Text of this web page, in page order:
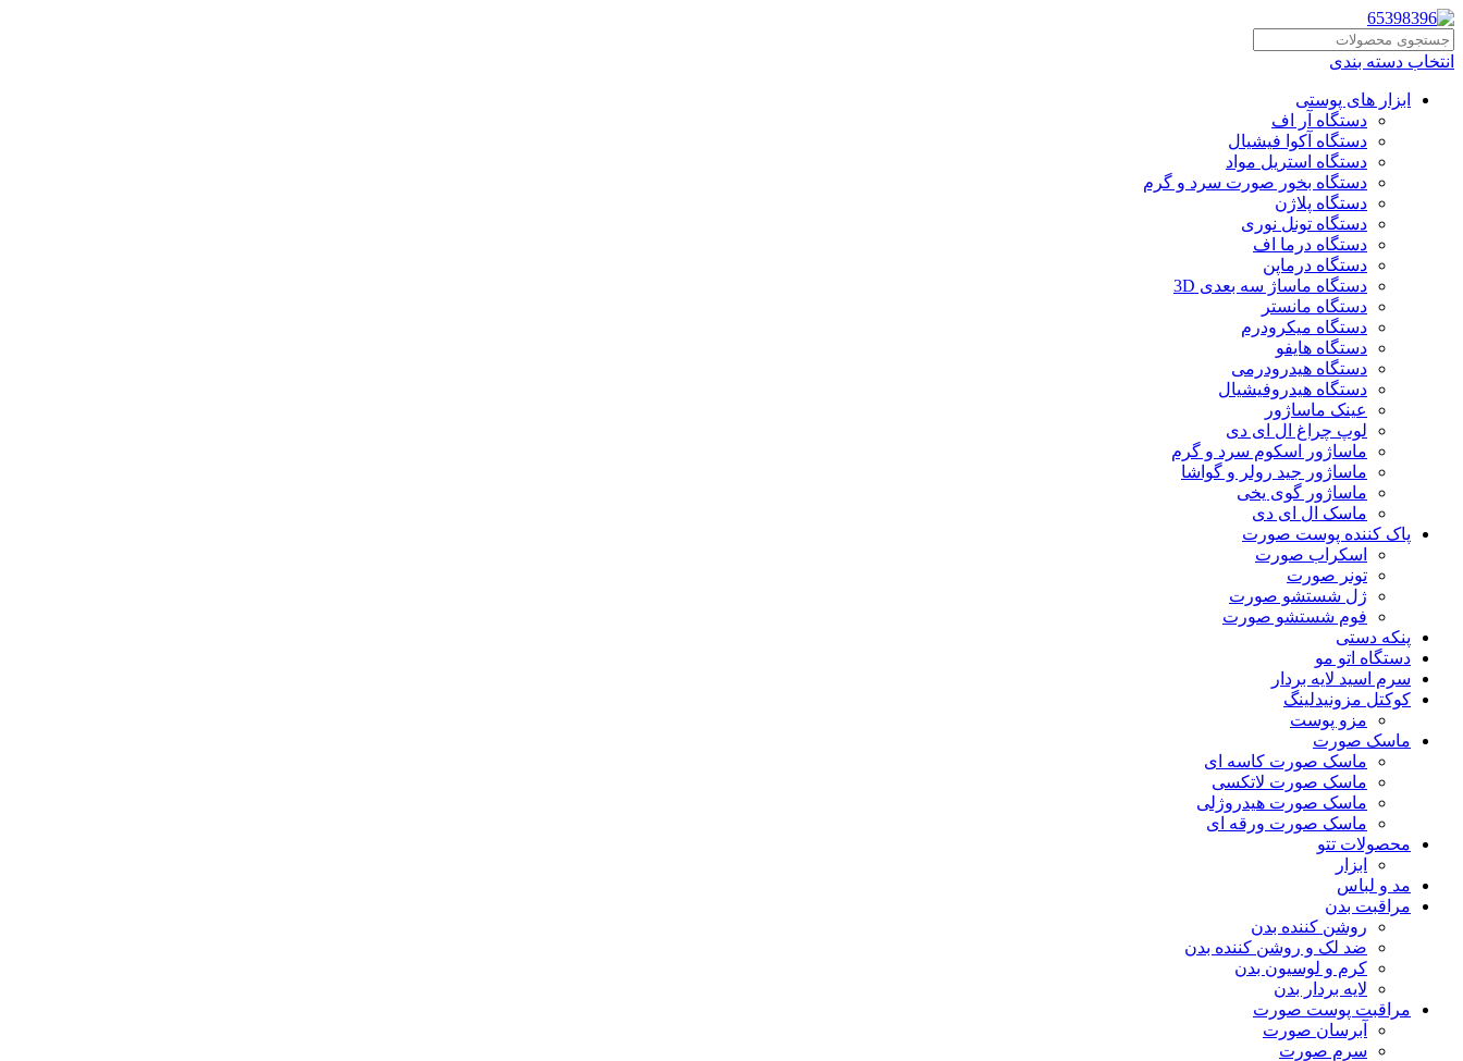
انتخاب دسته بندی
ابزار های پوستی
دستگاه آر اف
دستگاه آکوا فیشیال
دستگاه استریل مواد
دستگاه بخور صورت سرد و گرم
دستگاه پلاژن
دستگاه تونل نوری
دستگاه درما اف
دستگاه درماپن
دستگاه ماساژ سه بعدی 3D
دستگاه مانستر
دستگاه میکرودرم
دستگاه هایفو
دستگاه هیدرودرمی
دستگاه هیدروفیشیال
عینک ماساژور
لوپ چراغ ال ای دی
ماساژور اسکوم سرد و گرم
ماساژور جید رولر و گواشا
ماساژور گوی یخی
ماسک ال ای دی
پاک کننده پوست صورت
اسکراب صورت
تونر صورت
ژل شستشو صورت
فوم شستشو صورت
پنکه دستی
دستگاه اتو مو
سرم اسید لایه بردار
کوکتل مزونیدلینگ
مزو پوست
ماسک صورت
ماسک صورت کاسه ای
ماسک صورت لاتکسی
ماسک صورت هیدروژلی
ماسک صورت ورقه ای
محصولات تتو
ابزار
مد و لباس
مراقبت بدن
روشن کننده بدن
ضد لک و روشن کننده بدن
کرم و لوسیون بدن
لایه بردار بدن
مراقبت پوست صورت
آبرسان صورت
سرم صورت